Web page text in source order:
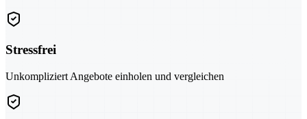
Stressfrei
Unkompliziert Angebote einholen und vergleichen